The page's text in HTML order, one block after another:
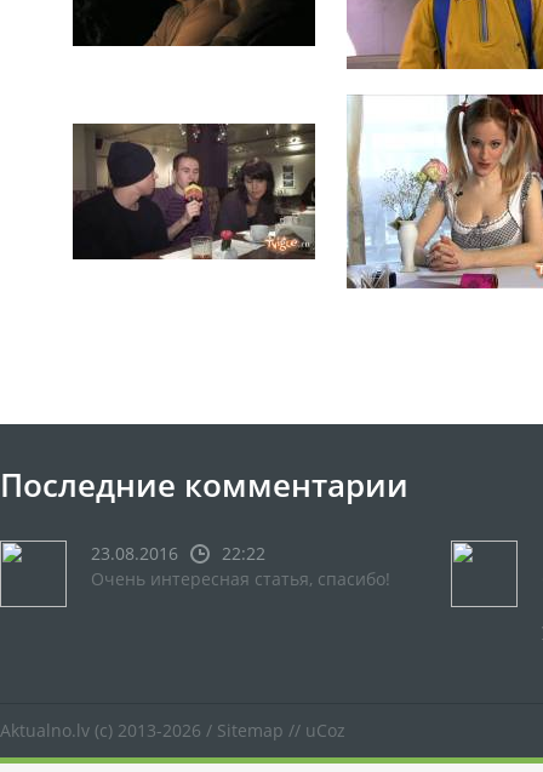
Последние комментарии
23.08.2016
22:22
Очень интересная статья, спасибо!
Aktualno.lv (c) 2013-2026 / Sitemap // uCoz